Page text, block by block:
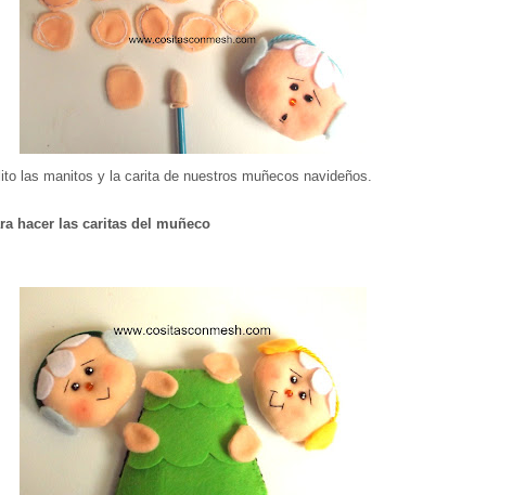
las manitos y la carita de nuestros muñecos navideños.
hacer las caritas del muñeco